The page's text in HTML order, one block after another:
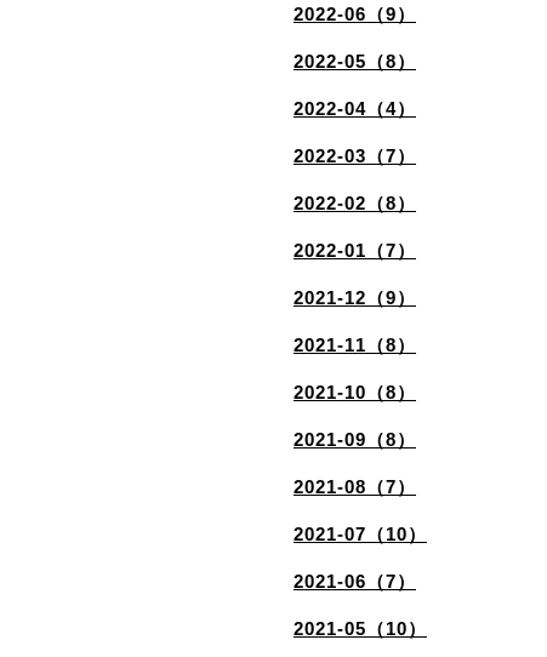
2022-06（9）
2022-05（8）
2022-04（4）
2022-03（7）
2022-02（8）
2022-01（7）
2021-12（9）
2021-11（8）
2021-10（8）
2021-09（8）
2021-08（7）
2021-07（10）
2021-06（7）
2021-05（10）